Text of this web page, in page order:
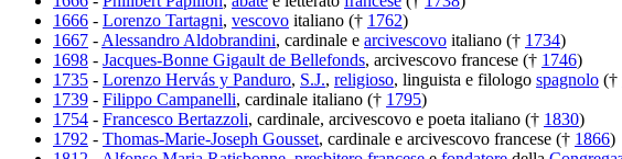
1666 - Lorenzo Tartagni, vescovo italiano († 1762)
1667 - Alessandro Aldobrandini, cardinale e arcivescovo italiano († 1734)
1698 - Jacques-Bonne Gigault de Bellefonds, arcivescovo francese († 1746)
1735 - Lorenzo Hervás y Panduro, S.J., religioso, linguista e filologo spagnolo (†
1739 - Filippo Campanelli, cardinale italiano († 1795)
1754 - Francesco Bertazzoli, cardinale, arcivescovo e poeta italiano († 1830)
1792 - Thomas-Marie-Joseph Gousset, cardinale e arcivescovo francese († 1866)